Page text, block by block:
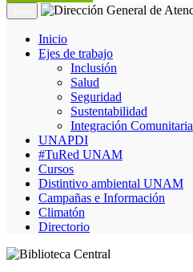
Inicio
Ejes de trabajo
Inclusión
Salud
Seguridad
Sustentabilidad
Integración Comunitaria
UNAPDI
#TuRed UNAM
Cursos
Distintivo ambiental UNAM
Campañas e Información
Climatón
Directorio